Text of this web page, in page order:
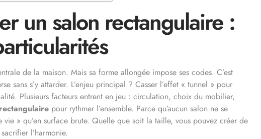
un salon rectangulaire :
de la maison. Mais sa forme allongée impose ses codes. C’est
sans s’y attarder. L’enjeu principal ? Casser l’effet « tunnel » pour
Plusieurs facteurs entrent en jeu : circulation, choix du mobilier,
pour rythmer l’ensemble. Parce qu’aucun salon ne se
» qu’en surface brute. Quelle que soit la taille, vous pouvez créer de
l’harmonie.